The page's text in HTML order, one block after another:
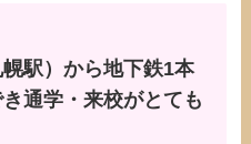
駅）から地下鉄1本
通学・来校がとても